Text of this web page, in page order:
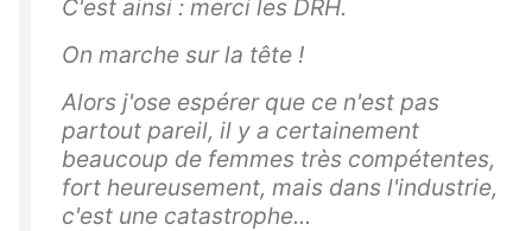
C'est ainsi : merci les DRH.
On marche sur la tête !
Alors j'ose espérer que ce n'est pas
partout pareil, il y a certainement
beaucoup de femmes très compétentes,
fort heureusement, mais dans l'industrie,
c'est une catastrophe...